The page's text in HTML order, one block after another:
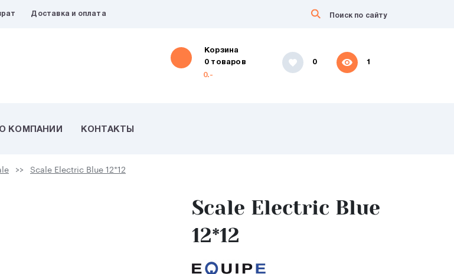
Доставка и оплата
Корзина
0 товаров
0.-
0 1
О КОМПАНИИ КОНТАКТЫ
Scale Electric Blue 12*12
Scale Electric Blue
12*12